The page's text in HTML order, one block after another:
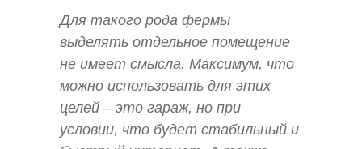
Для такого рода фермы
выделять отдельное помещение
не имеет смысла. Максимум, что
можно использовать для этих
целей – это гараж, но при
условии, что будет стабильный и